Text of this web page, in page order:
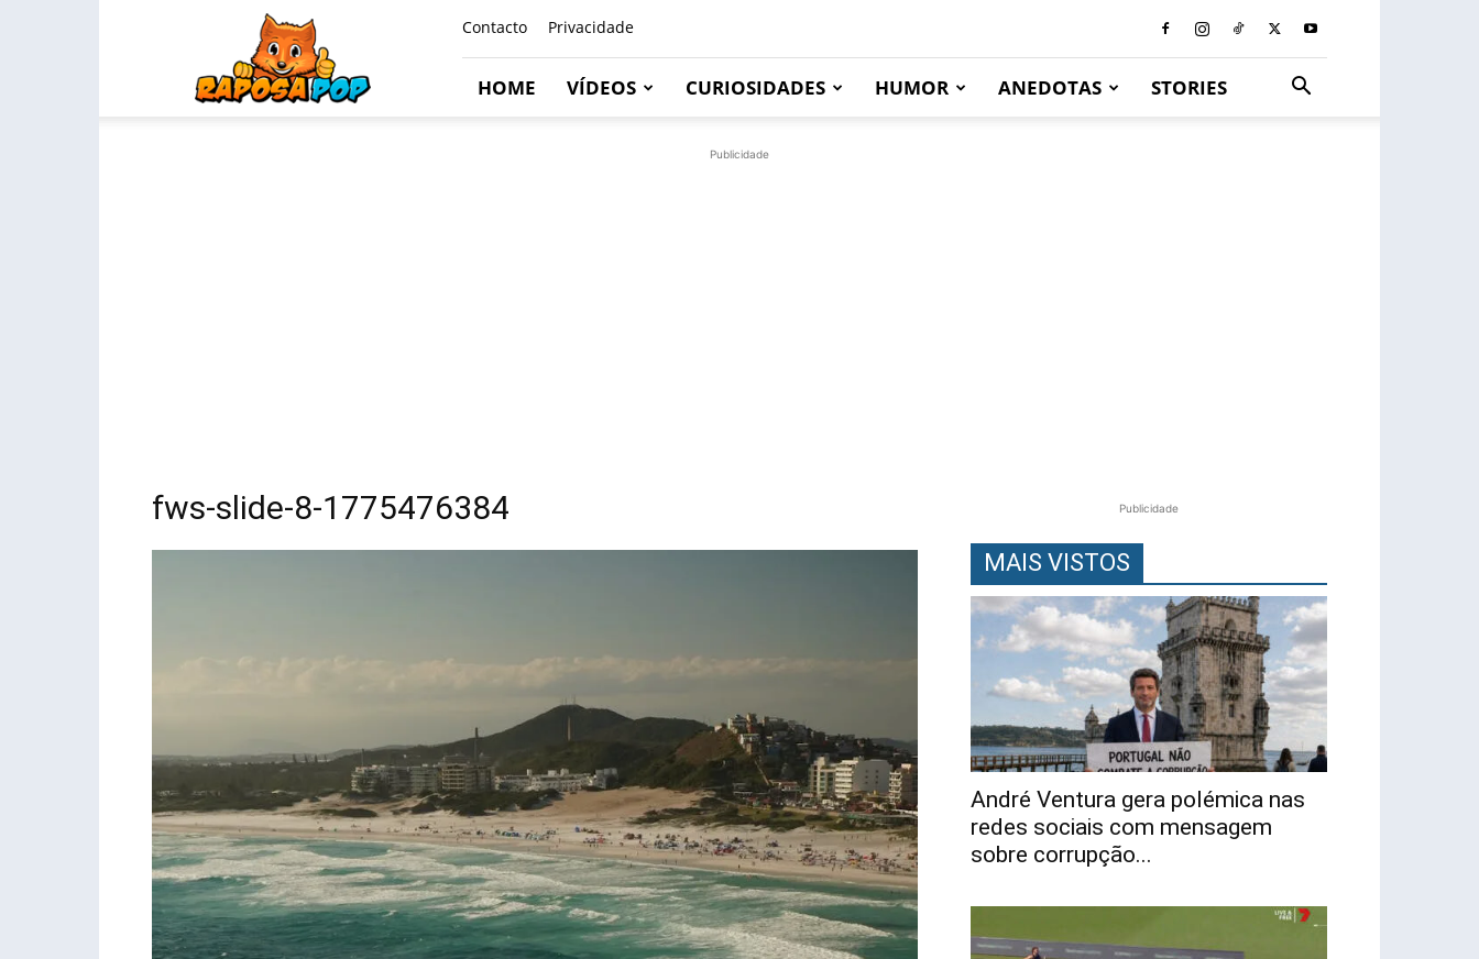
Contacto Privacidade
HOME VÍDEOS CURIOSIDADES HUMOR ANEDOTAS STORIES
Publicidade
fws-slide-8-1775476384 Publicidade
MAIS VISTOS
André Ventura gera polémica nas
redes sociais com mensagem
sobre corrupção...